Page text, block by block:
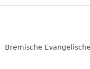
Bremische